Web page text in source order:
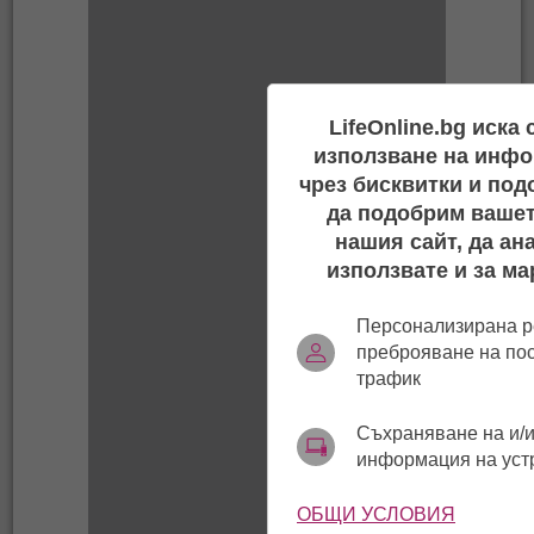
LifeOnline.bg иска
използване на
чрез бисквитки и
да подобрим
нашия сайт, да
използвате и за
Персонализирана
преброяване на
трафик
Съхраняване на и/
информация на
ОБЩИ УСЛОВИЯ